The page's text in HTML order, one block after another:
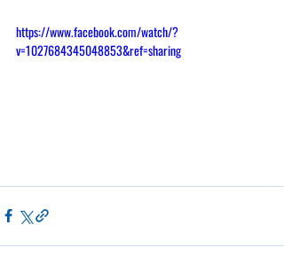
https://www.facebook.com/watch/?
v=1027684345048853&ref=sharing